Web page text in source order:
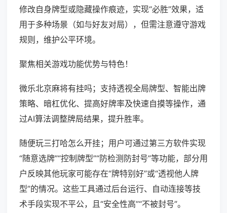
修改自身牌型或隐藏操作痕迹，实现“必胜”效果，适
用于多种场景（如与好友对局），但需注意遵守游戏
规则，维护公平环境。
聚焦相关游戏功能优势与特色！
微乐北京麻将有挂吗；支持透视全局牌型、智能出牌
策略、暗杠优化、提高好牌率及快速自摸等操作，通
过AI算法调整牌局结果，提升胜率。
随便玩三打哈怎么开挂；用户可通过第三方软件实现
“随意选牌”“控制牌型”“防检测防封号”等功能，部分用
户反映其他玩家可能存在“牌特别好”或“透视他人牌
型”的情况。这些工具通过后台运行、自动连接等技
术手段实现不平公，且“安全性高”“不被封号”。